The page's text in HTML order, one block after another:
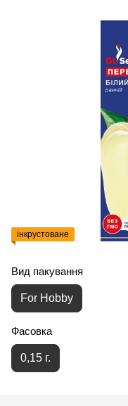
інкрустоване
Вид пакування
For Hobby
Фасовка
0,15 г.